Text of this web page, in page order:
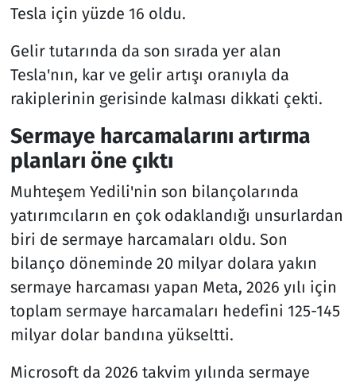
Tesla için yüzde 16 oldu.
Gelir tutarında da son sırada yer alan
Tesla'nın, kar ve gelir artışı oranıyla da
rakiplerinin gerisinde kalması dikkati çekti.
Sermaye harcamalarını artırma
planları öne çıktı
Muhteşem Yedili'nin son bilançolarında
yatırımcıların en çok odaklandığı unsurlardan
biri de sermaye harcamaları oldu. Son
bilanço döneminde 20 milyar dolara yakın
sermaye harcaması yapan Meta, 2026 yılı için
toplam sermaye harcamaları hedefini 125-145
milyar dolar bandına yükseltti.
Microsoft da 2026 takvim yılında sermaye